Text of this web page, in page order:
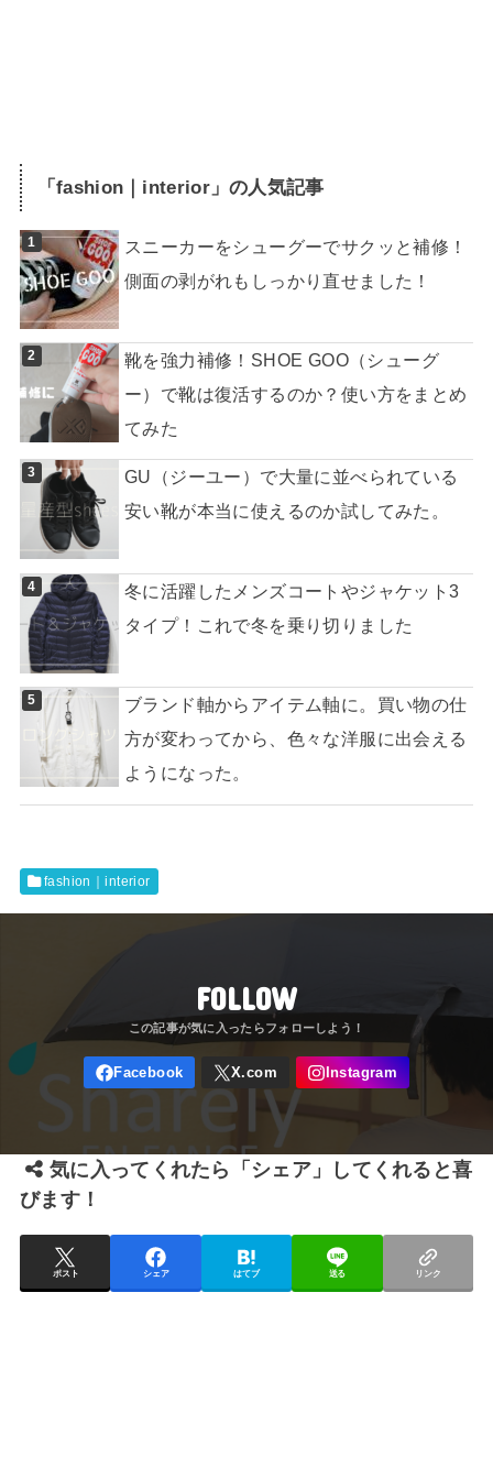
「fashion｜interior」の人気記事
スニーカーをシューグーでサクッと補修！
側面の剥がれもしっかり直せました！
靴を強力補修！SHOE GOO（シューグ
ー）で靴は復活するのか？使い方をまとめ
てみた
GU（ジーユー）で大量に並べられている
安い靴が本当に使えるのか試してみた。
冬に活躍したメンズコートやジャケット3
タイプ！これで冬を乗り切りました
ブランド軸からアイテム軸に。買い物の仕
方が変わってから、色々な洋服に出会える
ようになった。
fashion｜interior
FOLLOW
気に入ってくれたら「シェア」してくれると喜
びます！
ポスト シェア はてブ 送る リンク